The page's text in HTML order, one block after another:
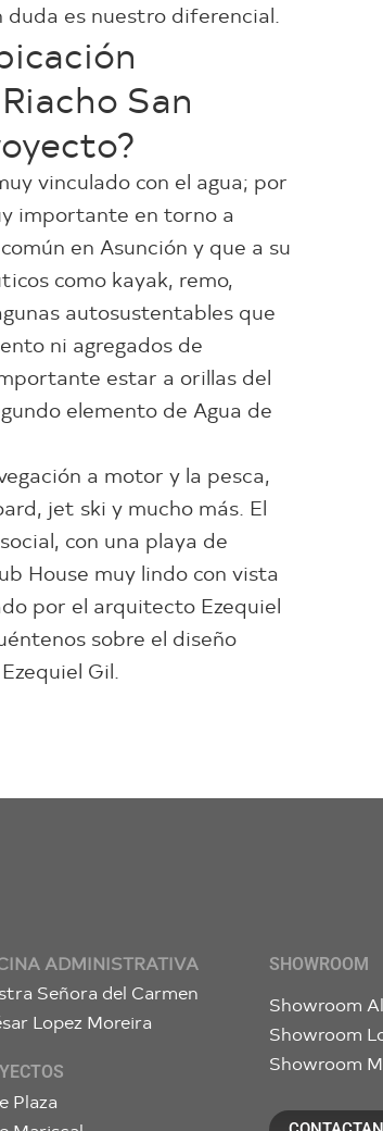
duda es nuestro diferencial.
San
vinculado con el agua; por
importante en torno a
en Asunción y que a su
como kayak, remo,
autosustentables que
ni agregados de
estar a orillas del
elemento de Agua de
a motor y la pesca,
jet ski y mucho más. El
con una playa de
House muy lindo con vista
por el arquitecto Ezequiel
sobre el diseño
Gil.
ADMINISTRATIVA
Señora del Carmen
Lopez Moreira
Plaza
SHOWROOM
Showroom
Showroom
Showroom